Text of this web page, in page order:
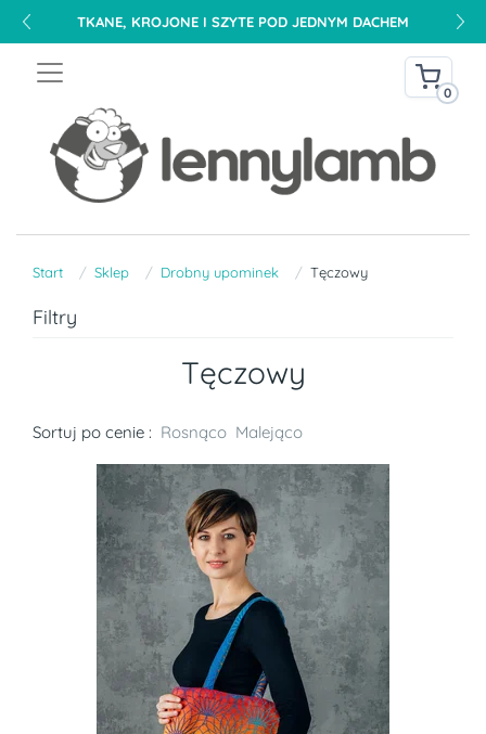
TKANE, KROJONE I SZYTE POD JEDNYM DACHEM
0
Start Sklep Drobny upominek Tęczowy
Filtry
Tęczowy
Sortuj po cenie : Rosnąco Malejąco